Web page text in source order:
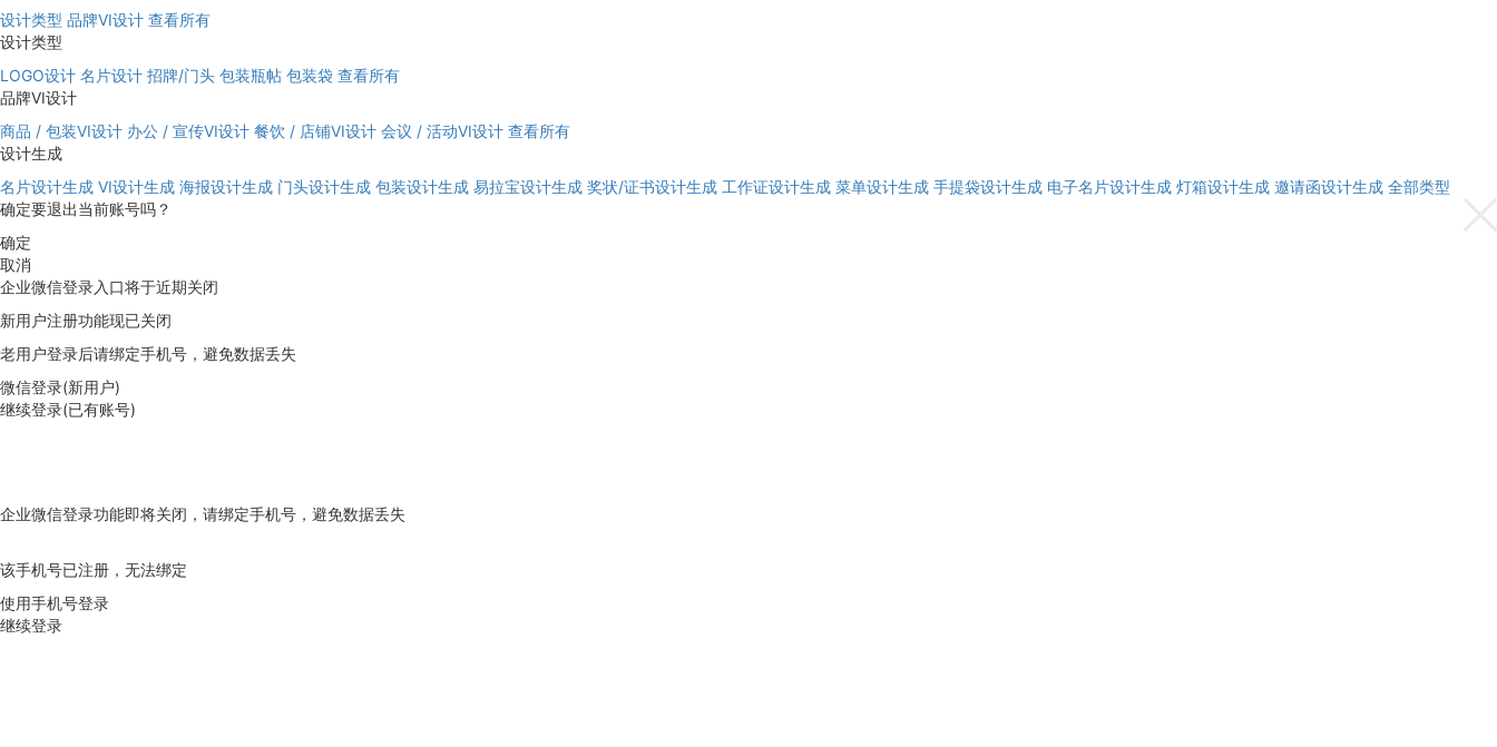
设计类型 品牌VI设计 查看所有
设计类型
LOGO设计 名片设计 招牌/门头 包装瓶帖 包装袋 查看所有
品牌VI设计
商品 / 包装VI设计 办公 / 宣传VI设计 餐饮 / 店铺VI设计 会议 / 活动VI设计 查看所有
设计生成
名片设计生成 VI设计生成 海报设计生成 门头设计生成 包装设计生成 易拉宝设计生成 奖状/证书设计生成 工作证设计生成 菜单设计生成 手提袋设计生成 电子名片设计生成 灯箱设计生成 邀请函设计生成 全部类型
确定要退出当前账号吗？
确定
取消
企业微信登录入口将于近期关闭
新用户注册功能现已关闭
老用户登录后请绑定手机号，避免数据丢失
微信登录(新用户)
继续登录(已有账号)
企业微信登录功能即将关闭，请绑定手机号，避免数据丢失
该手机号已注册，无法绑定
使用手机号登录
继续登录